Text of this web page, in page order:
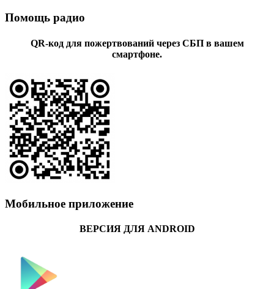
Помощь радио
QR-код для пожертвований через СБП в вашем
смартфоне.
Мобильное приложение
ВЕРСИЯ ДЛЯ ANDROID